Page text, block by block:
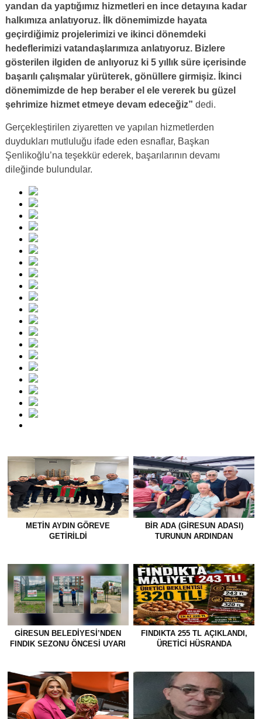
yandan da yaptığımız hizmetleri en ince detayına kadar
halkımıza anlatıyoruz. İlk dönemimizde hayata
geçirdiğimiz projelerimizi ve ikinci dönemdeki
hedeflerimizi vatandaşlarımıza anlatıyoruz. Bizlere
gösterilen ilgiden de anlıyoruz ki 5 yıllık süre içerisinde
başarılı çalışmalar yürüterek, gönüllere girmişiz. İkinci
dönemimizde de hep beraber el ele vererek bu güzel
şehrimize hizmet etmeye devam edeceğiz” dedi.
Gerçekleştirilen ziyaretten ve yapılan hizmetlerden
duydukları mutluluğu ifade eden esnaflar, Başkan
Şenlikoğlu’na teşekkür ederek, başarılarının devamı
dileğinde bulundular.
METİN AYDIN GÖREVE
GETİRİLDİ
BİR ADA (GİRESUN ADASI)
TURUNUN ARDINDAN
GİRESUN BELEDİYESİ’NDEN
FINDIK SEZONU ÖNCESİ UYARI
FINDIKTA 255 TL AÇIKLANDI,
ÜRETİCİ HÜSRANDA